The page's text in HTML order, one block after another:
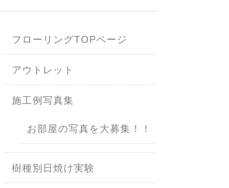
フローリングTOPページ
アウトレット
施工例写真集
お部屋の写真を大募集！！
樹種別日焼け実験